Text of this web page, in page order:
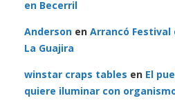
en Becerril
Anderson en Arrancó Festival
La Guajira
winstar craps tables en El
quiere iluminar con